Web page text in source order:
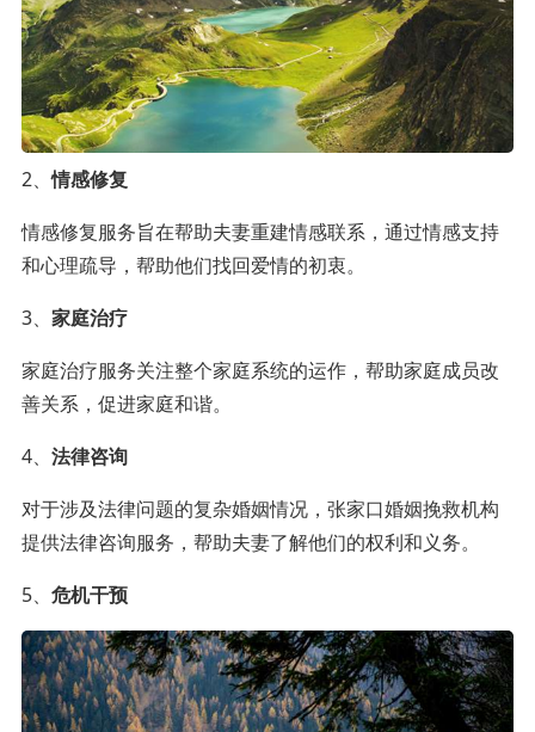
2、情感修复
情感修复服务旨在帮助夫妻重建情感联系，通过情感支持
和心理疏导，帮助他们找回爱情的初衷。
3、 家庭治疗
家庭治疗服务关注整个家庭系统的运作，帮助家庭成员改
善关系，促进家庭和谐。
4、 法律咨询
对于涉及法律问题的复杂婚姻情况，张家口婚姻挽救机构
提供法律咨询服务，帮助夫妻了解他们的权利和义务。
5、 危机干预